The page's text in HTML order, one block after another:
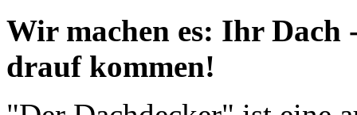
Wir machen es: Ihr Dach
drauf kommen!